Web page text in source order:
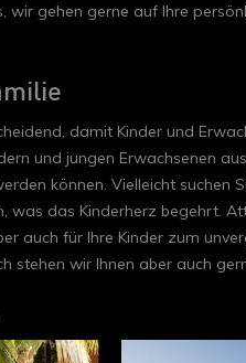
gehen gerne auf Ihre
damit Kinder und
und jungen Erwachsenen
können. Vielleicht suchen
was das Kinderherz begehrt.
auch für Ihre Kinder zum
wir Ihnen aber auch